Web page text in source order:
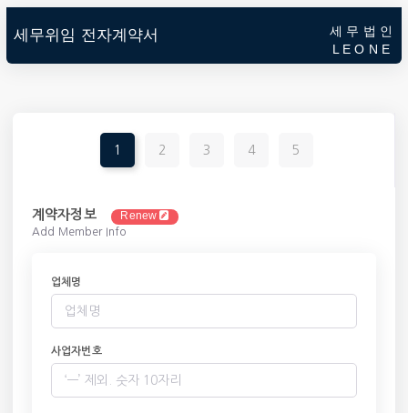
세무위임 전자계약서
세 무 법 인
L E O N E
1 2 3 4 5
계약자정보 Renew
Add Member Info
업체명
사업자번호